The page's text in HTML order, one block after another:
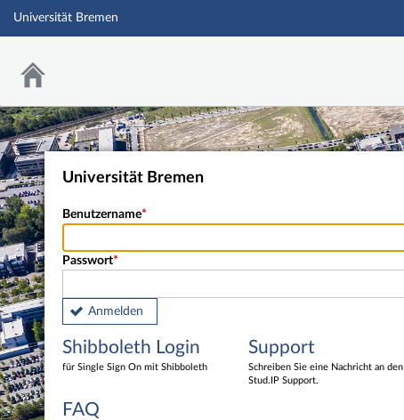
Universität Bremen
Universität Bremen
Benutzername
Passwort
Anmelden
Shibboleth Login
für Single Sign On mit Shibboleth
Support
Schreiben Sie eine Nachricht an den
Stud.IP Support.
FAQ